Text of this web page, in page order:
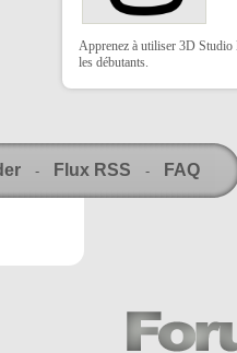
Apprenez à utiliser 3D
les débutants.
- Flux RSS - FAQ